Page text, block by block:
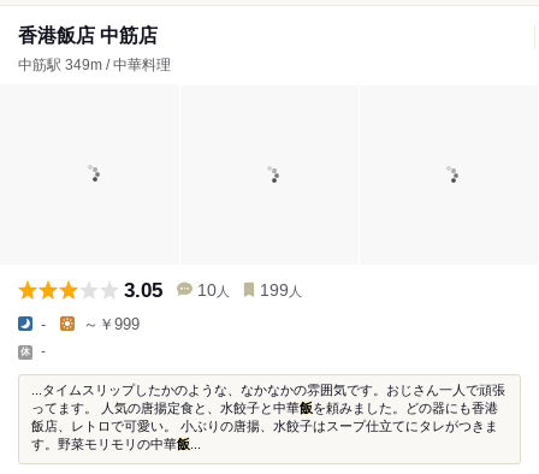
香港飯店 中筋店
中筋駅 349m / 中華料理
3.05 10 人 199 人
- ～￥999
-
...タイムスリップしたかのような、なかなかの雰囲気です。おじさん一人で頑張
ってます。 人気の唐揚定食と、水餃子と中華飯を頼みました。どの器にも香港
飯店、レトロで可愛い。 小ぶりの唐揚、水餃子はスープ仕立てにタレがつきま
す。野菜モリモリの中華飯